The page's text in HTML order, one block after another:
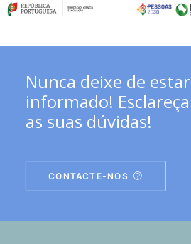
Nunca deixe de estar
informado! Esclareça
as suas dúvidas!
CONTACTE-NOS